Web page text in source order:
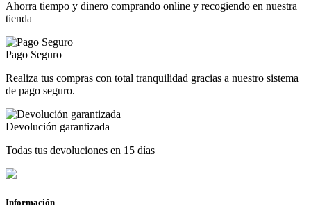
Ahorra tiempo y dinero comprando online y recogiendo en nuestra
tienda
Pago Seguro
Realiza tus compras con total tranquilidad gracias a nuestro sistema
de pago seguro.
Devolución garantizada
Todas tus devoluciones en 15 días
Información